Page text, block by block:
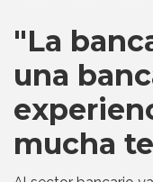
"La
una
mucha